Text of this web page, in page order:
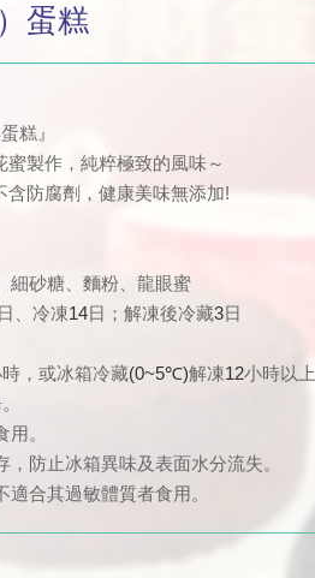
蛋糕
糕』
製作，純粹極致的風味～
防腐劑，健康美味無添加!
細砂糖、麵粉、龍眼蜜
日、冷凍14日；解凍後冷藏3日
，或冰箱冷藏(0~5℃)解凍12小時以上
。
防止冰箱異味及表面水分流失。
合其過敏體質者食用。